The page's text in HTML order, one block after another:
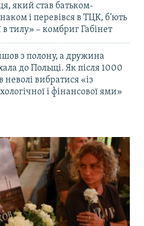
який став батьком-
і перевівся в ТЦК, б’ють
в тилу» – комбриг Габінет
з полону, а дружина
до Польщі. Як після 1000
неволі вибратися «із
і фінансової ями»